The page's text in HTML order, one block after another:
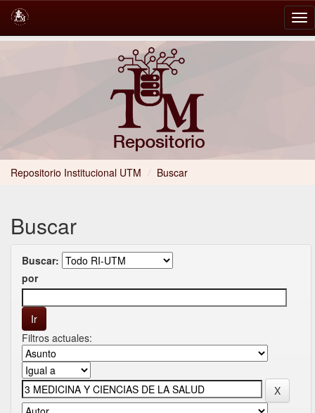
Repositorio Institucional UTM / Buscar
Buscar
Buscar:
por
Filtros actuales: